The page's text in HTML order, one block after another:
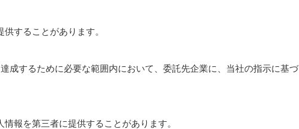
することがあります。
成するために必要な範囲内において、委託先企業に、当社の指示に基
報を第三者に提供することがあります。